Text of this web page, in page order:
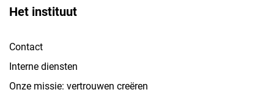
Het instituut
Contact
Interne diensten
Onze missie: vertrouwen creëren